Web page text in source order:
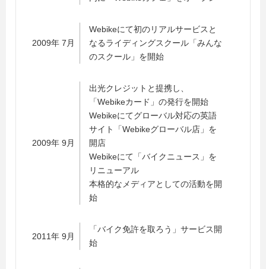
2009年 7月
Webikeにて初のリアルサービスと
なるライディングスクール「みんな
のスクール」を開始
2009年 9月
出光クレジットと提携し、
「Webikeカード」の発行を開始
Webikeにてグローバル対応の英語
サイト「Webikeグローバル店」を
開店
Webikeにて「バイクニュース」を
リニューアル
本格的なメディアとしての活動を開
始
2011年 9月
「バイク免許を取ろう」サービス開
始